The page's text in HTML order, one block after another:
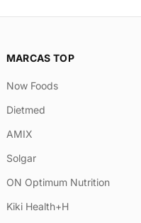
MARCAS TOP
Now Foods
Dietmed
AMIX
Solgar
ON Optimum Nutrition
Kiki Health+H